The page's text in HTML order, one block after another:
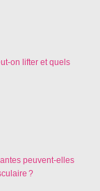
on lifter et quels
peuvent-elles
?